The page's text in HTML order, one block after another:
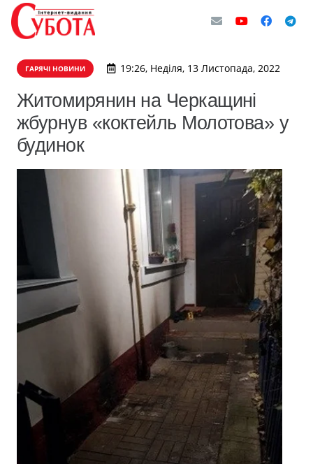
ГАРЯЧІ НОВИНИ 19:26, Неділя, 13 Листопада, 2022
Житомирянин на Черкащині
жбурнув «коктейль Молотова» у
будинок